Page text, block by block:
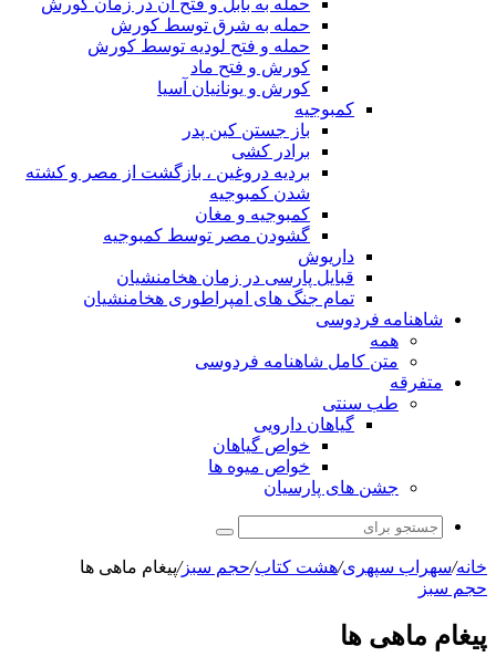
حمله به بابل و فتح آن در زمان کورش
حمله به شرق توسط کورش
حمله و فتح لودیه توسط کورش
کورش و فتح ماد
کورش و یونانیان آسیا
کمبوجیه
باز جستن کین پدر
برادر کشی
بردیه دروغین ، بازگشت از مصر و کشته
شدن کمبوجیه
کمبوجیه و مغان
گشودن مصر توسط کمبوجیه
داریوش
قبایل پارسی در زمان هخامنشیان
تمام جنگ های امپراطوری هخامنشیان
شاهنامه فردوسی
همه
متن کامل شاهنامه فردوسی
متفرقه
طب سنتی
گیاهان دارویی
خواص گیاهان
خواص میوه ها
جشن های پارسیان
جستجو
خانه/سهراب سپهری/هشت کتاب/حجم سبز/پیغام ماهی ها
حجم سبز
پیغام ماهی ها